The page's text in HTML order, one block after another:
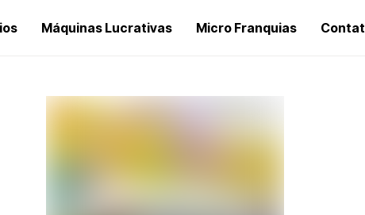
Máquinas Lucrativas Micro Franquias